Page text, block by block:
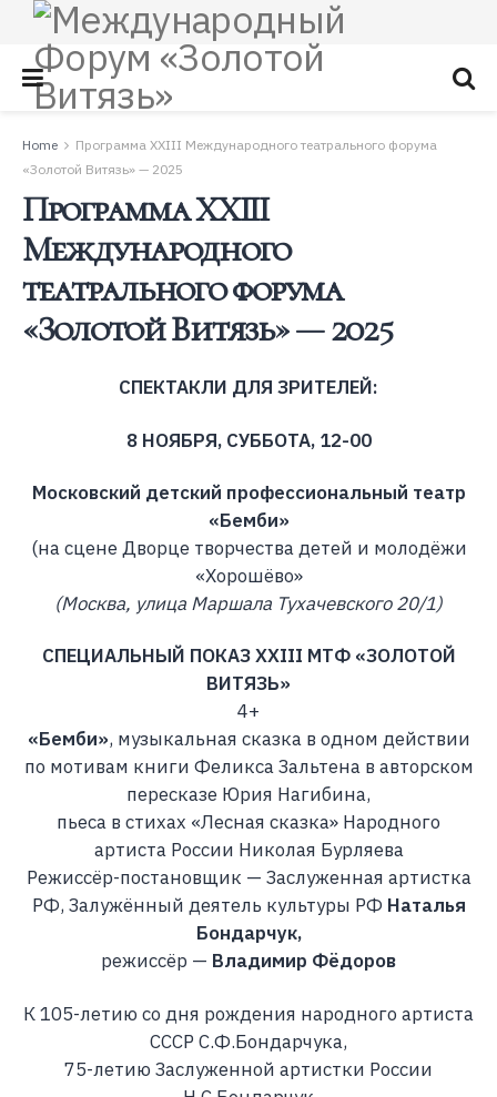
Home
Программа XXIII Международного театрального форума
«Золотой Витязь» — 2025
Программа XXIII
Международного
театрального форума
«Золотой Витязь» — 2025
СПЕКТАКЛИ ДЛЯ ЗРИТЕЛЕЙ:
8 НОЯБРЯ, СУББОТА, 12-00
Московский детский профессиональный театр
«Бемби»
(на сцене Дворце творчества детей и молодёжи
«Хорошёво»
(Москва, улица Маршала Тухачевского 20/1)
СПЕЦИАЛЬНЫЙ ПОКАЗ XXIII МТФ «ЗОЛОТОЙ
ВИТЯЗЬ»
4+
«Бемби», музыкальная сказка в одном действии
по мотивам книги Феликса Зальтена в авторском
пересказе Юрия Нагибина,
пьеса в стихах «Лесная сказка» Народного
артиста России Николая Бурляева
Режиссёр-постановщик — Заслуженная артистка
РФ, Залужённый деятель культуры РФ Наталья
Бондарчук,
режиссёр — Владимир Фёдоров
К 105-летию со дня рождения народного артиста
СССР С.Ф.Бондарчука,
75-летию Заслуженной артистки России